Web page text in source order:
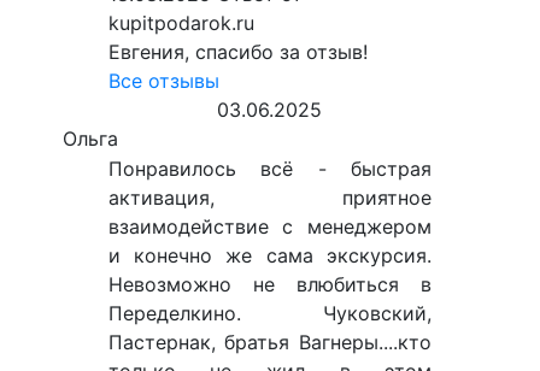
kupitpodarok.ru
Евгения, спасибо за отзыв!
Все отзывы
03.06.2025
Ольга
Понравилось всё - быстрая
активация, приятное
взаимодействие с менеджером
и конечно же сама экскурсия.
Невозможно не влюбиться в
Переделкино. Чуковский,
Пастернак, братья Вагнеры....кто